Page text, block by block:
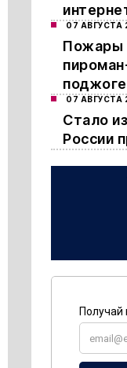
07 АВГУСТА
Пожары
07 АВГУСТА
Стало
России